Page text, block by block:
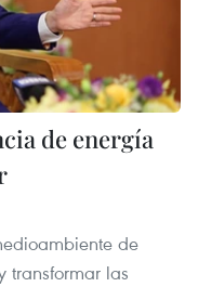
de energía
de
transformar las